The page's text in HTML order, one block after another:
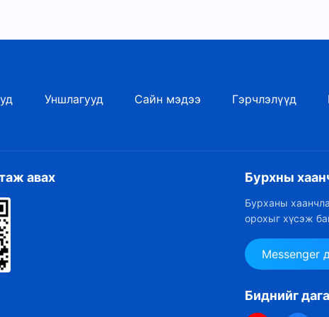
Уншлагууд Сайн мэдээ Гэрчлэлүүд
авах Бурхны
Бурханы
орохыг хүсэж
Messenger
Биднийг